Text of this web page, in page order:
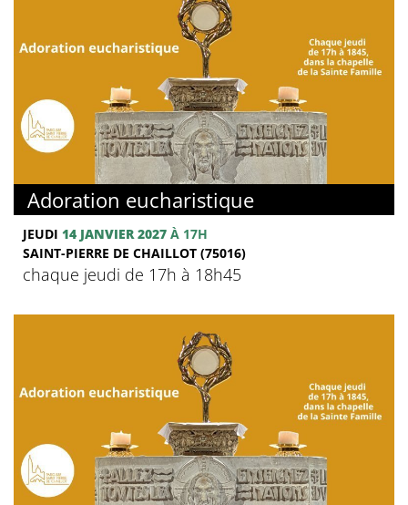
Adoration eucharistique
JEUDI 14 JANVIER 2027 À 17H
SAINT-PIERRE DE CHAILLOT (75016)
chaque jeudi de 17h à 18h45